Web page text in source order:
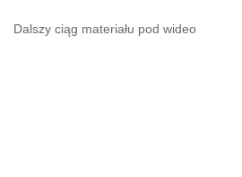
Dalszy ciąg materiału pod wideo